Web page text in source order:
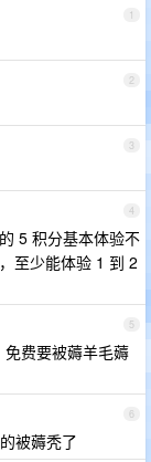
1
2
3
4
5 积分基本体验不
至少能体验 1 到 2
5
费要被薅羊毛薅
6
被薅秃了